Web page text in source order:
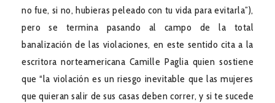
no fue, si no, hubieras peleado con tu vida para evitarla”),
pero se termina pasando al campo de la total
banalización de las violaciones, en este sentido cita a la
escritora norteamericana Camille Paglia quien sostiene
que “la violación es un riesgo inevitable que las mujeres
que quieran salir de sus casas deben correr, y si te sucede